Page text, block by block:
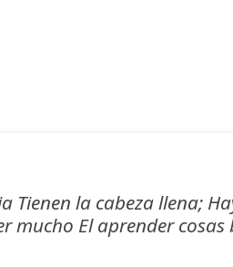
Tienen la cabeza llena;
mucho El aprender cosas